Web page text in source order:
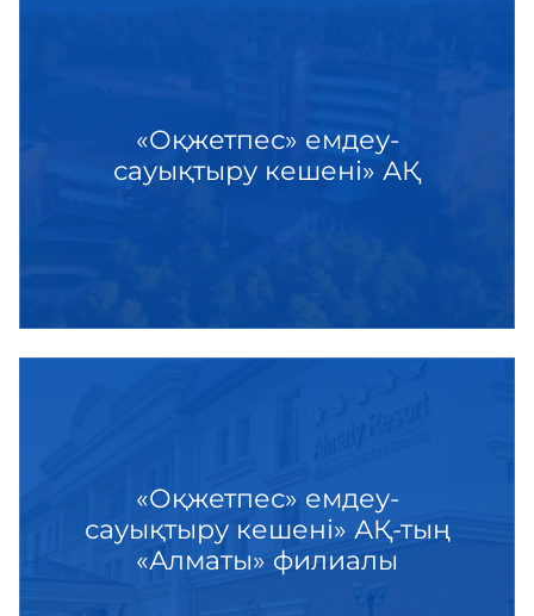
«Оқжетпес» емдеу-
сауықтыру кешені» АҚ
«Оқжетпес» емдеу-
сауықтыру кешені» АҚ-тың
«Алматы» филиалы